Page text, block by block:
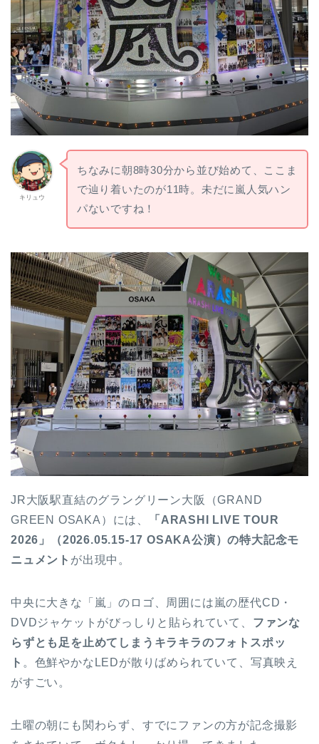
キリュウ
ちなみに朝8時30分から並び始めて、ここま
で辿り着いたのが11時。未だに嵐人気ハン
パないですね！
JR大阪駅直結のグラングリーン大阪（GRAND
GREEN OSAKA）には、
「ARASHI LIVE TOUR
2026」（2026.05.15-17 OSAKA公演）の特大記念モ
ニュメント が出現中。
中央に大きな「嵐」のロゴ、周囲には嵐の歴代CD・
DVDジャケットがびっしりと貼られていて、 ファンな
らずとも足を止めてしまうキラキラのフォトスポッ
ト 。色鮮やかなLEDが散りばめられていて、写真映え
がすごい。
土曜の朝にも関わらず、すでにファンの方が記念撮影